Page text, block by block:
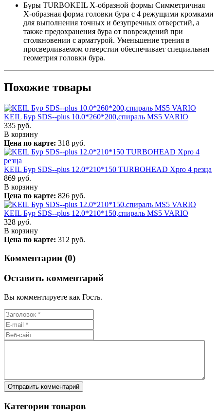
Буры TURBOKEIL X-образной формы Симметричная
X-образная форма головки бура с 4 режущими кромками
для выполнения точных и безупречных отверстий, а
также предохранения бура от повреждений при
столкновении с арматурой. Уменьшение трения в
просверливаемом отверстии обеспечивает специальная
геометрия головки бура.
Похожие товары
KEIL Бур SDS--plus 10.0*260*200,спираль MS5 VARIO
335 руб.
В корзину
Цена по карте: 318 руб.
KEIL Бур SDS--plus 12.0*210*150 TURBOHEAD Xpro 4 резца
869 руб.
В корзину
Цена по карте: 826 руб.
KEIL Бур SDS--plus 12.0*210*150,спираль MS5 VARIO
328 руб.
В корзину
Цена по карте: 312 руб.
Комментарии (0)
Оставить комментарий
Вы комментируете как Гость.
Категории товаров